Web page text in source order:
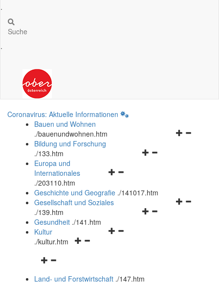
.
Suche
.
Coronavirus: Aktuelle Informationen
Bauen und Wohnen
./bauenundwohnen.htm
Navigationsmenü
Bildung und Forschung
./133.htm
Navigationsmenü
und
schließen
Europa und
Internationales
./203110.htm
Geschichte und Geografie ./141017.htm
Navigationsmenü
Gesellschaft und Soziales
./139.htm
Navigationsmenü
Gesundheit ./141.htm
Navigationsmenü
Kultur
./kultur.htm
Navigationsmenü
und
Land- und Forstwirtschaft ./147.htm